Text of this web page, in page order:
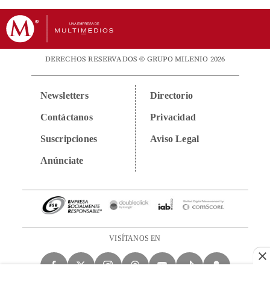
DERECHOS RESERVADOS © GRUPO MILENIO 2026
Newsletters
Contáctanos
Suscripciones
Anúnciate
Directorio
Privacidad
Aviso Legal
VISÍTANOS EN